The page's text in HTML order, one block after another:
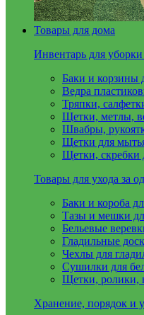
Товары для дома
Инвентарь для
Баки и корзины
Ведра
Тряпки,
Щетки, метлы,
Швабры,
Щетки для
Щетки, скребки
Товары для ухода за
Баки и короба
Тазы и мешки
Бельевые
Гладильные
Чехлы для
Сушилки для
Щетки, ролики,
Хранение, порядок и